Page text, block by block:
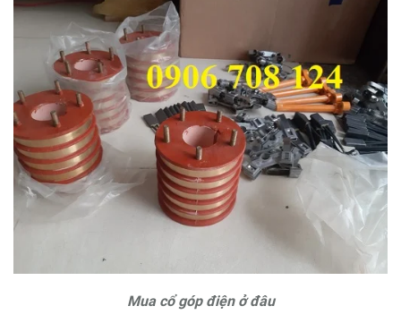
Mua cổ góp điện ở đâu